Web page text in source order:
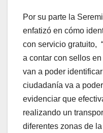
Por su parte la
enfatizó en cómo
con servicio gratuito,
a contar con sellos
van a poder
ciudadanía va a
evidenciar que
realizando un
diferentes zonas de